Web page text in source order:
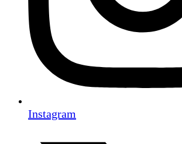
Instagram